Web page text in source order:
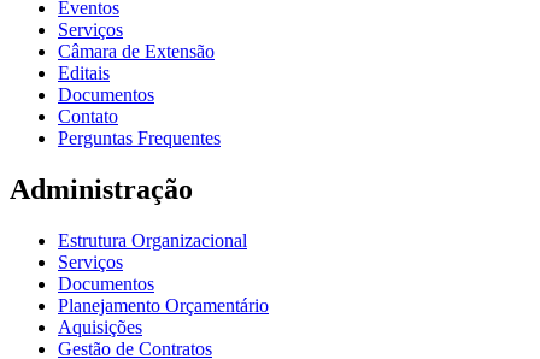
Eventos
Serviços
Câmara de Extensão
Editais
Documentos
Contato
Perguntas Frequentes
Administração
Estrutura Organizacional
Serviços
Documentos
Planejamento Orçamentário
Aquisições
Gestão de Contratos